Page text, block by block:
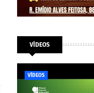
VÍDEOS
VÍDEOS